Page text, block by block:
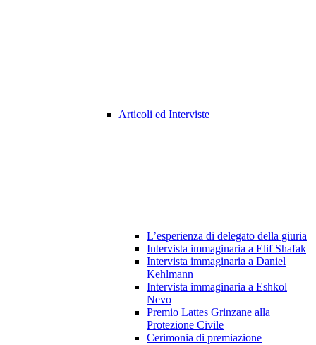
Articoli ed Interviste
L’esperienza di delegato della giuria
Intervista immaginaria a Elif Shafak
Intervista immaginaria a Daniel
Kehlmann
Intervista immaginaria a Eshkol
Nevo
Premio Lattes Grinzane alla
Protezione Civile
Cerimonia di premiazione